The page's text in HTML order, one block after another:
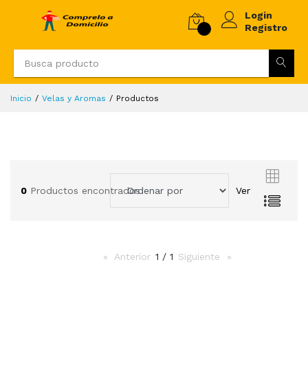
Login
Registro
Inicio Velas y Aromas Productos
0 Productos encontrados Ver
Anterior page
1 / 1 Siguiente page